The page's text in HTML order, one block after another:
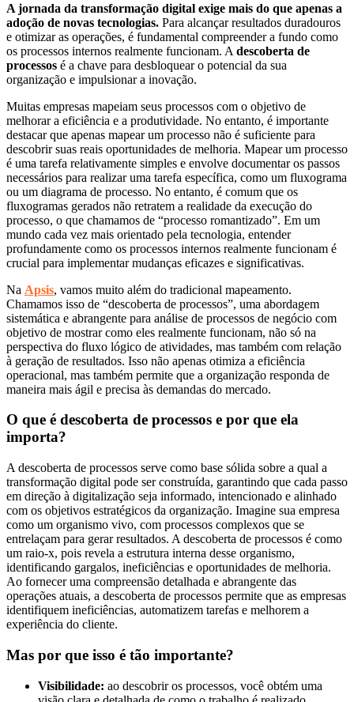
A jornada da transformação digital exige mais do que apenas a
adoção de novas tecnologias. Para alcançar resultados duradouros
e otimizar as operações, é fundamental compreender a fundo como
os processos internos realmente funcionam. A descoberta de
processos é a chave para desbloquear o potencial da sua
organização e impulsionar a inovação.
Muitas empresas mapeiam seus processos com o objetivo de
melhorar a eficiência e a produtividade. No entanto, é importante
destacar que apenas mapear um processo não é suficiente para
descobrir suas reais oportunidades de melhoria. Mapear um processo
é uma tarefa relativamente simples e envolve documentar os passos
necessários para realizar uma tarefa específica, como um fluxograma
ou um diagrama de processo. No entanto, é comum que os
fluxogramas gerados não retratem a realidade da execução do
processo, o que chamamos de “processo romantizado”. Em um
mundo cada vez mais orientado pela tecnologia, entender
profundamente como os processos internos realmente funcionam é
crucial para implementar mudanças eficazes e significativas.
Na Apsis, vamos muito além do tradicional mapeamento.
Chamamos isso de “descoberta de processos”, uma abordagem
sistemática e abrangente para análise de processos de negócio com
objetivo de mostrar como eles realmente funcionam, não só na
perspectiva do fluxo lógico de atividades, mas também com relação
à geração de resultados. Isso não apenas otimiza a eficiência
operacional, mas também permite que a organização responda de
maneira mais ágil e precisa às demandas do mercado.
O que é descoberta de processos e por que ela
importa?
A descoberta de processos serve como base sólida sobre a qual a
transformação digital pode ser construída, garantindo que cada passo
em direção à digitalização seja informado, intencionado e alinhado
com os objetivos estratégicos da organização. Imagine sua empresa
como um organismo vivo, com processos complexos que se
entrelaçam para gerar resultados. A descoberta de processos é como
um raio-x, pois revela a estrutura interna desse organismo,
identificando gargalos, ineficiências e oportunidades de melhoria.
Ao fornecer uma compreensão detalhada e abrangente das
operações atuais, a descoberta de processos permite que as empresas
identifiquem ineficiências, automatizem tarefas e melhorem a
experiência do cliente.
Mas por que isso é tão importante?
Visibilidade: ao descobrir os processos, você obtém uma